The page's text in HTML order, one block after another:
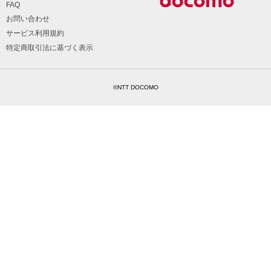
FAQ
お問い合わせ
サービス利用規約
特定商取引法に基づく表示
©NTT DOCOMO